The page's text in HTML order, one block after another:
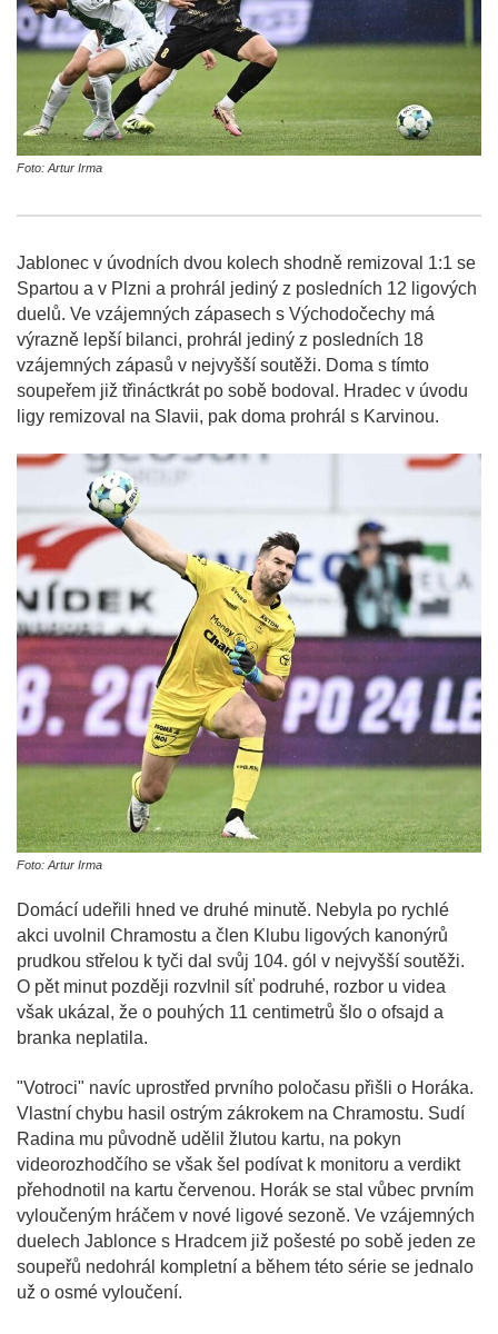
Foto: Artur Irma
Jablonec v úvodních dvou kolech shodně remizoval 1:1 se
Spartou a v Plzni a prohrál jediný z posledních 12 ligových
duelů. Ve vzájemných zápasech s Východočechy má
výrazně lepší bilanci, prohrál jediný z posledních 18
vzájemných zápasů v nejvyšší soutěži. Doma s tímto
soupeřem již třináctkrát po sobě bodoval. Hradec v úvodu
ligy remizoval na Slavii, pak doma prohrál s Karvinou.
Foto: Artur Irma
Domácí udeřili hned ve druhé minutě. Nebyla po rychlé
akci uvolnil Chramostu a člen Klubu ligových kanonýrů
prudkou střelou k tyči dal svůj 104. gól v nejvyšší soutěži.
O pět minut později rozvlnil síť podruhé, rozbor u videa
však ukázal, že o pouhých 11 centimetrů šlo o ofsajd a
branka neplatila.
"Votroci" navíc uprostřed prvního poločasu přišli o Horáka.
Vlastní chybu hasil ostrým zákrokem na Chramostu. Sudí
Radina mu původně udělil žlutou kartu, na pokyn
videorozhodčího se však šel podívat k monitoru a verdikt
přehodnotil na kartu červenou. Horák se stal vůbec prvním
vyloučeným hráčem v nové ligové sezoně. Ve vzájemných
duelech Jablonce s Hradcem již pošesté po sobě jeden ze
soupeřů nedohrál kompletní a během této série se jednalo
už o osmé vyloučení.